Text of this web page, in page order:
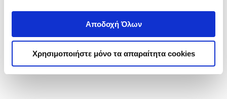
Αποδοχή Όλων
Χρησιμοποιήστε μόνο τα απαραίτητα cookies